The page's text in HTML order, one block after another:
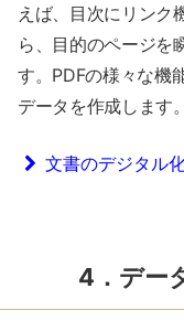
えば、目次にリンク
ら、目的のページを
す。PDFの様々な機
データを作成します。
文書のデジタル
4．デー